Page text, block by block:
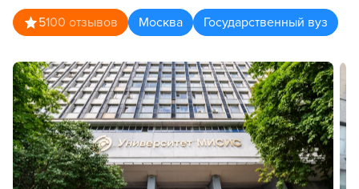
5100 отзывов Москва Государственный вуз